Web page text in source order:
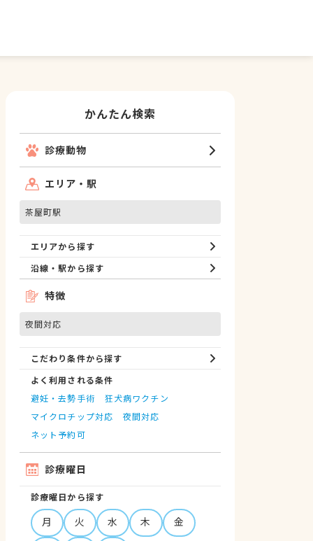
かんたん検索
診療動物
エリア・駅
茶屋町駅
エリアから探す
沿線・駅から探す
特徴
夜間対応
こだわり条件から探す
よく利用される条件
避妊・去勢手術
狂犬病ワクチン
マイクロチップ対応
夜間対応
ネット予約可
診療曜日
診療曜日から探す
月 火 水 木
金